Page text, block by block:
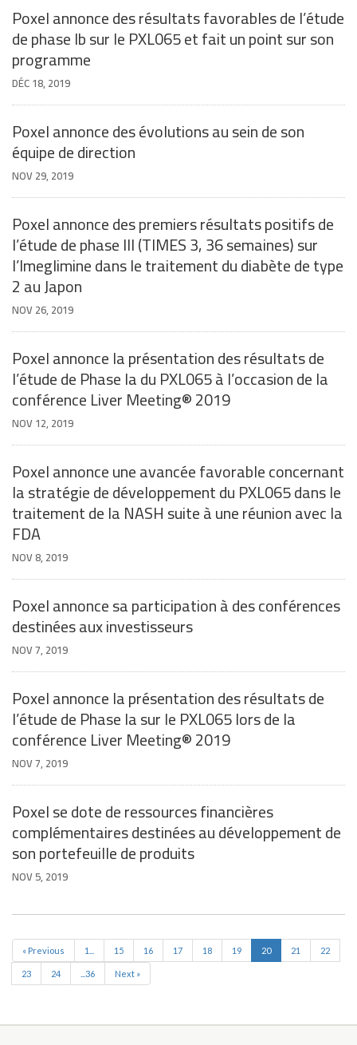
Poxel annonce des résultats favorables de l’étude
de phase Ib sur le PXL065 et fait un point sur son
programme
DÉC 18, 2019
Poxel annonce des évolutions au sein de son
équipe de direction
NOV 29, 2019
Poxel annonce des premiers résultats positifs de
l’étude de phase III (TIMES 3, 36 semaines) sur
l’Imeglimine dans le traitement du diabète de type
2 au Japon
NOV 26, 2019
Poxel annonce la présentation des résultats de
l’étude de Phase Ia du PXL065 à l’occasion de la
conférence Liver Meeting® 2019
NOV 12, 2019
Poxel annonce une avancée favorable concernant
la stratégie de développement du PXL065 dans le
traitement de la NASH suite à une réunion avec la
FDA
NOV 8, 2019
Poxel annonce sa participation à des conférences
destinées aux investisseurs
NOV 7, 2019
Poxel annonce la présentation des résultats de
l’étude de Phase Ia sur le PXL065 lors de la
conférence Liver Meeting® 2019
NOV 7, 2019
Poxel se dote de ressources financières
complémentaires destinées au développement de
son portefeuille de produits
NOV 5, 2019
« Previous 1... 15 16 17 18 19 20 21 22
23 24 ...36 Next »